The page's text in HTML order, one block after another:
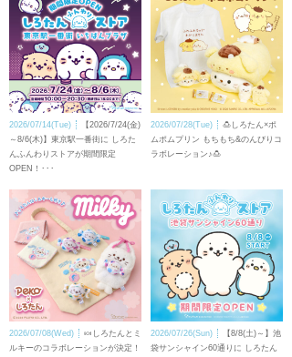
2026/07/14(Tue)
【2026/7/24(金)
～8/6(木)】東京駅一番街に しろた
んふんわりストアが期間限定
OPEN！･･･
2026/07/28(Tue)
🍮しろたん×ポ
ムポムプリン もちもち&のんびりコ
ラボレーション♪🍮
2026/07/08(Wed)
🍬しろたんとミ
ルキーのコラボレーションが決定！
2026/07/26(Sun)
【8/8(土)～】池
袋サンシャイン60通りに しろたん